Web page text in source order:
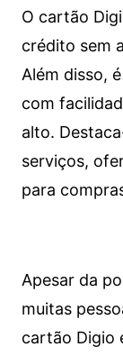
O cartão
crédito sem
Além disso,
com
alto.
serviços,
para
Apesar da
muitas
cartão Digio